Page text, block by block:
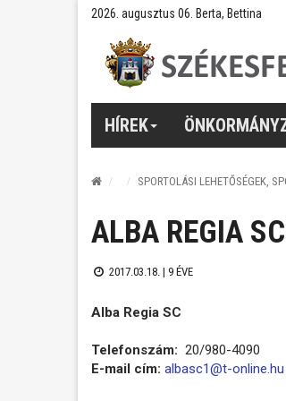
2026. augusztus 06. Berta, Bettina
HÍREK
SPORTOLÁSI LEHETŐSÉGEK,
ALBA REGIA SC
2017.03.18. | 9 ÉVE
Alba Regia SC
Telefonszám: 20/980-4090
E-mail cím: albasc1@t-online.hu